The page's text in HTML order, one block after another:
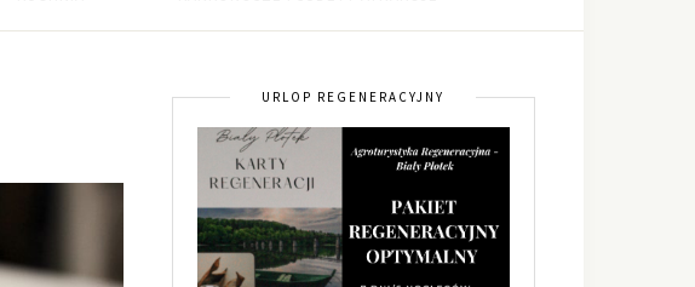
URLOP REGENERACYJNY